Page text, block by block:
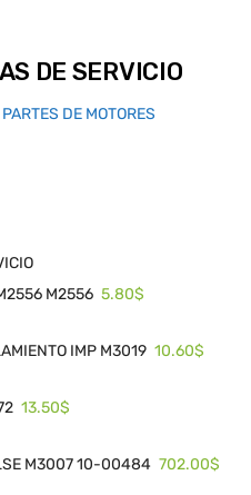
DE SERVICIO
PARTES DE MOTORES
M2556 5.80$
IMP M3019 10.60$
13.50$
M3007 10-00484 702.00$